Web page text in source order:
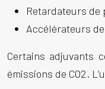
Retardateurs
Accélérateurs
Certains adjuvants
émissions de CO2.